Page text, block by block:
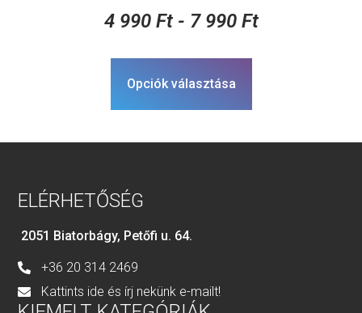
4 990 Ft- 7 990 Ft
Opciók választása
ELÉRHETŐSÉG
2051 Biatorbágy, Petőfi u. 64.
+36 20 314 2469
Kattints ide és írj nekünk e-mailt!